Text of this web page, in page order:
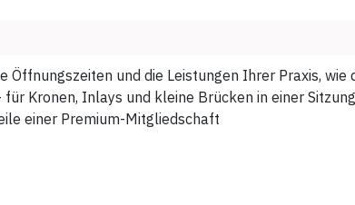
und die Leistungen Ihrer Praxis, wie
Kronen, Inlays und kleine Brücken in einer
einer Premium-Mitgliedschaft